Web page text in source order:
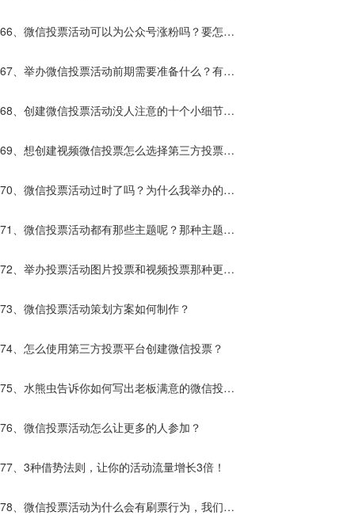
公众号增加粉丝？
66、微信投票活动可以为公众号涨粉吗？要怎么
67、举办微信投票活动前期需要准备什么？有什
么优势？
68、创建微信投票活动没人注意的十个小细节，
让你的活动流量暴增10倍！
69、想创建视频微信投票怎么选择第三方投票平
70、微信投票活动过时了吗？为什么我举办的活
动效果不好？
71、微信投票活动都有那些主题呢？那种主题更
受人欢迎呢？
72、举办投票活动图片投票和视频投票那种更
73、微信投票活动策划方案如何制作？
74、怎么使用第三方投票平台创建微信投票？
75、水熊虫告诉你如何写出老板满意的微信投票
活动方案！
76、微信投票活动怎么让更多的人参加？
77、3种借势法则，让你的活动流量增长3倍！
78、微信投票活动为什么会有刷票行为，我们该